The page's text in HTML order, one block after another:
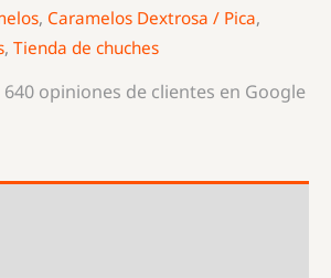
, Caramelos Dextrosa / Pica,
, Tienda de chuches
640 opiniones de clientes en Google